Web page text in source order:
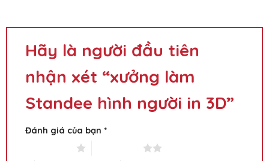
Hãy là người đầu tiên
nhận xét “xưởng làm
Standee hình người in 3D”
Đánh giá của bạn *